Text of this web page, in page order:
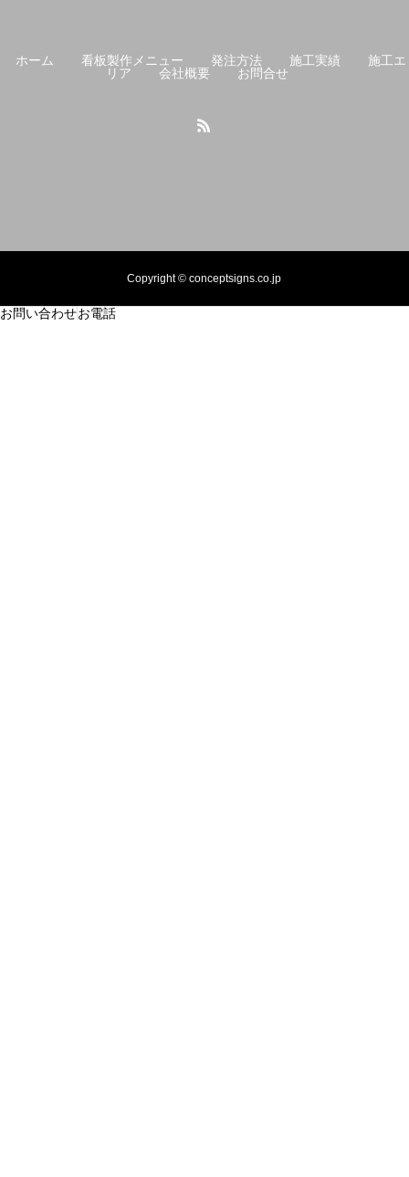
ホーム 看板製作メニュー 発注方法 施工実績
施工エ
リア
会社概要 お問合せ
Copyright © conceptsigns.co.jp
お問い合わせお電話